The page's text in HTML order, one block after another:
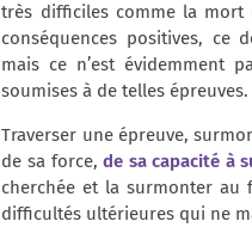
très difficiles comme la mort
conséquences positives, ce
mais ce n’est évidemment
soumises à de telles épreuves.
Traverser une épreuve,
de sa force,de sa capacité à
cherchée et la surmonter au
difficultés ultérieures qui ne